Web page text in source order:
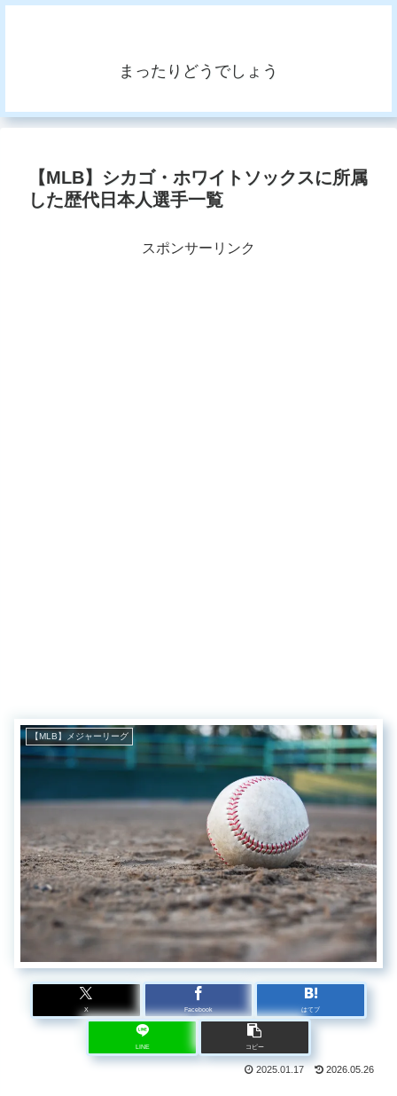
まったりどうでしょう
【MLB】シカゴ・ホワイトソックスに所属
した歴代日本人選手一覧
スポンサーリンク
【MLB】メジャーリーグ
X Facebook はてブ
LINE コピー
2025.01.17 2026.05.26